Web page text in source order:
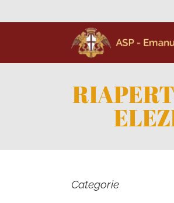
Categorie